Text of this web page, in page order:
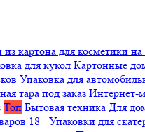
картона для косметики на
для кукол Картонные
Упаковка для
тара под заказ Интернет-
Топ Бытовая техника Для
18+ Упаковки для